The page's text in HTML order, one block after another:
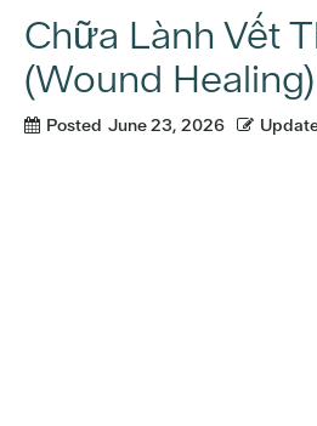
Chữa Lành Vết
(Wound Healing)
Posted June 23, 2026